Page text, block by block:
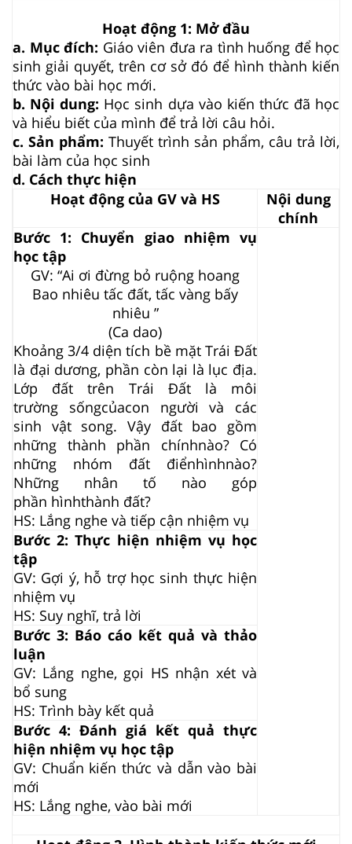
Hoạt động 1: Mở đầu
a. Mục đích: Giáo viên đưa ra tình huống để học
sinh giải quyết, trên cơ sở đó để hình thành kiến
thức vào bài học mới.
b. Nội dung: Học sinh dựa vào kiến thức đã học
và hiểu biết của mình để trả lời câu hỏi.
c. Sản phẩm: Thuyết trình sản phẩm, câu trả lời,
bài làm của học sinh
d. Cách thực hiện
Hoạt động của GV và HS
Nội dung
chính
Bước 1: Chuyển giao nhiệm vụ
học tập
GV: “Ai ơi đừng bỏ ruộng hoang
Bao nhiêu tấc đất, tấc vàng bấy
nhiêu ”
(Ca dao)
Khoảng 3/4 diện tích bề mặt Trái Đất
là đại dương, phần còn lại là lục địa.
Lớp đất trên Trái Đất là môi
trường sốngcủacon người và các
sinh vật song. Vậy đất bao gồm
những thành phần chínhnào? Có
những nhóm đất điểnhìnhnào?
Những nhân tố nào góp
phần hìnhthành đất?
HS: Lắng nghe và tiếp cận nhiệm vụ
Bước 2: Thực hiện nhiệm vụ học
tập
GV: Gợi ý, hỗ trợ học sinh thực hiện
nhiệm vụ
HS: Suy nghĩ, trả lời
Bước 3: Báo cáo kết quả và thảo
luận
GV: Lắng nghe, gọi HS nhận xét và
bổ sung
HS: Trình bày kết quả
Bước 4: Đánh giá kết quả thực
hiện nhiệm vụ học tập
GV: Chuẩn kiến thức và dẫn vào bài
mới
HS: Lắng nghe, vào bài mới